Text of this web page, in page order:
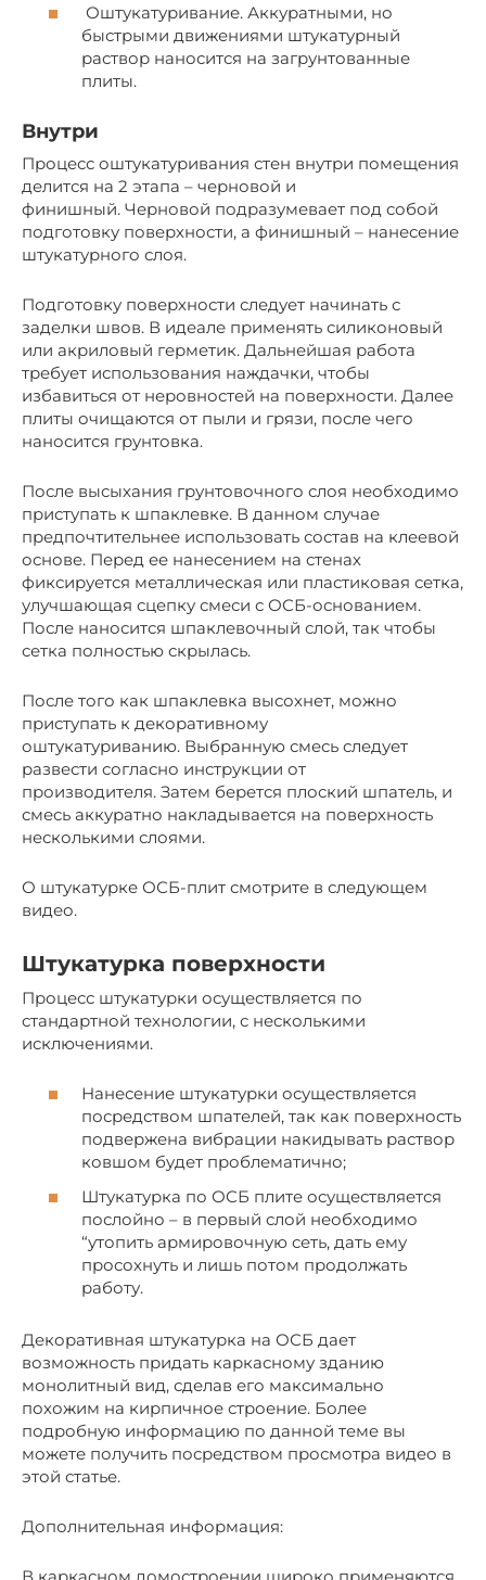
Оштукатуривание. Аккуратными, но
быстрыми движениями штукатурный
раствор наносится на загрунтованные
плиты.
Внутри
Процесс оштукатуривания стен внутри помещения
делится на 2 этапа – черновой и
финишный. Черновой подразумевает под собой
подготовку поверхности, а финишный – нанесение
штукатурного слоя.
Подготовку поверхности следует начинать с
заделки швов. В идеале применять силиконовый
или акриловый герметик. Дальнейшая работа
требует использования наждачки, чтобы
избавиться от неровностей на поверхности. Далее
плиты очищаются от пыли и грязи, после чего
наносится грунтовка.
После высыхания грунтовочного слоя необходимо
приступать к шпаклевке. В данном случае
предпочтительнее использовать состав на клеевой
основе. Перед ее нанесением на стенах
фиксируется металлическая или пластиковая сетка,
улучшающая сцепку смеси с ОСБ-основанием.
После наносится шпаклевочный слой, так чтобы
сетка полностью скрылась.
После того как шпаклевка высохнет, можно
приступать к декоративному
оштукатуриванию. Выбранную смесь следует
развести согласно инструкции от
производителя. Затем берется плоский шпатель, и
смесь аккуратно накладывается на поверхность
несколькими слоями.
О штукатурке ОСБ-плит смотрите в следующем
видео.
Штукатурка поверхности
Процесс штукатурки осуществляется по
стандартной технологии, с несколькими
исключениями.
Нанесение штукатурки осуществляется
посредством шпателей, так как поверхность
подвержена вибрации накидывать раствор
ковшом будет проблематично;
Штукатурка по ОСБ плите осуществляется
послойно – в первый слой необходимо
“утопить армировочную сеть, дать ему
просохнуть и лишь потом продолжать
работу.
Декоративная штукатурка на ОСБ дает
возможность придать каркасному зданию
монолитный вид, сделав его максимально
похожим на кирпичное строение. Более
подробную информацию по данной теме вы
можете получить посредством просмотра видео в
этой статье.
Дополнительная информация: